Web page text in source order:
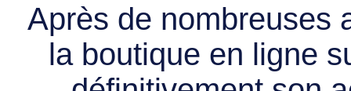
Après de nombreuses
la boutique en ligne